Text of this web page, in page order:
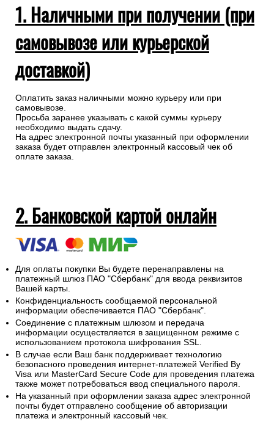
1. Наличными при получении (при
самовывозе или курьерской
доставкой)
Оплатить заказ наличными можно курьеру или при
самовывозе.
Просьба заранее указывать с какой суммы курьеру
необходимо выдать сдачу.
На адрес электронной почты указанный при оформлении
заказа будет отправлен электронный кассовый чек об
оплате заказа.
2. Банковской картой онлайн
Для оплаты покупки Вы будете перенаправлены на
платежный шлюз ПАО "Сбербанк" для ввода реквизитов
Вашей карты.
Конфиденциальность сообщаемой персональной
информации обеспечивается ПАО "Сбербанк".
Соединение с платежным шлюзом и передача
информации осуществляется в защищенном режиме с
использованием протокола шифрования SSL.
В случае если Ваш банк поддерживает технологию
безопасного проведения интернет-платежей Verified By
Visa или MasterCard Secure Code для проведения платежа
также может потребоваться ввод специального пароля.
На указанный при оформлении заказа адрес электронной
почты будет отправлено сообщение об авторизации
платежа и электронный кассовый чек.